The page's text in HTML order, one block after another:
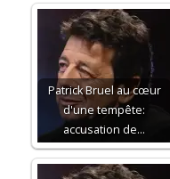
Patrick Bruel au cœur
d'une tempête:
accusation de…